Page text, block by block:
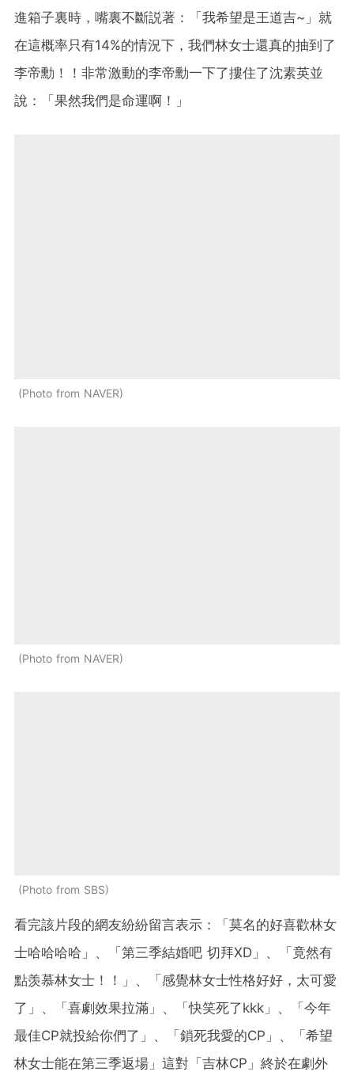
進箱子裏時，嘴裏不斷説著：「我希望是王道吉~」就
在這概率只有14%的情況下，我們林女士還真的抽到了
李帝勳！！非常激動的李帝勳一下了摟住了沈素英並
說：「果然我們是命運啊！」
Photo from NAVER
Photo from NAVER
Photo from SBS
看完該片段的網友紛紛留言表示：「莫名的好喜歡林女
士哈哈哈哈」、「第三季結婚吧 切拜XD」、「竟然有
點羡慕林女士！！」、「感覺林女士性格好好，太可愛
了」、「喜劇效果拉滿」、「快笑死了kkk」、「今年
最佳CP就投給你們了」、「鎖死我愛的CP」、「希望
林女士能在第三季返場」這對「吉林CP」終於在劇外